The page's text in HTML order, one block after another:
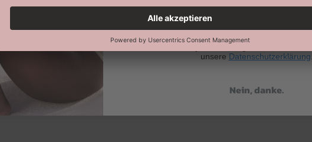
Abonnieren
Keine Datenweitergabe an Dritte. Eine
jederzeit möglich. Hier findest
unsere Datenschutzerklärung
Nein, danke.